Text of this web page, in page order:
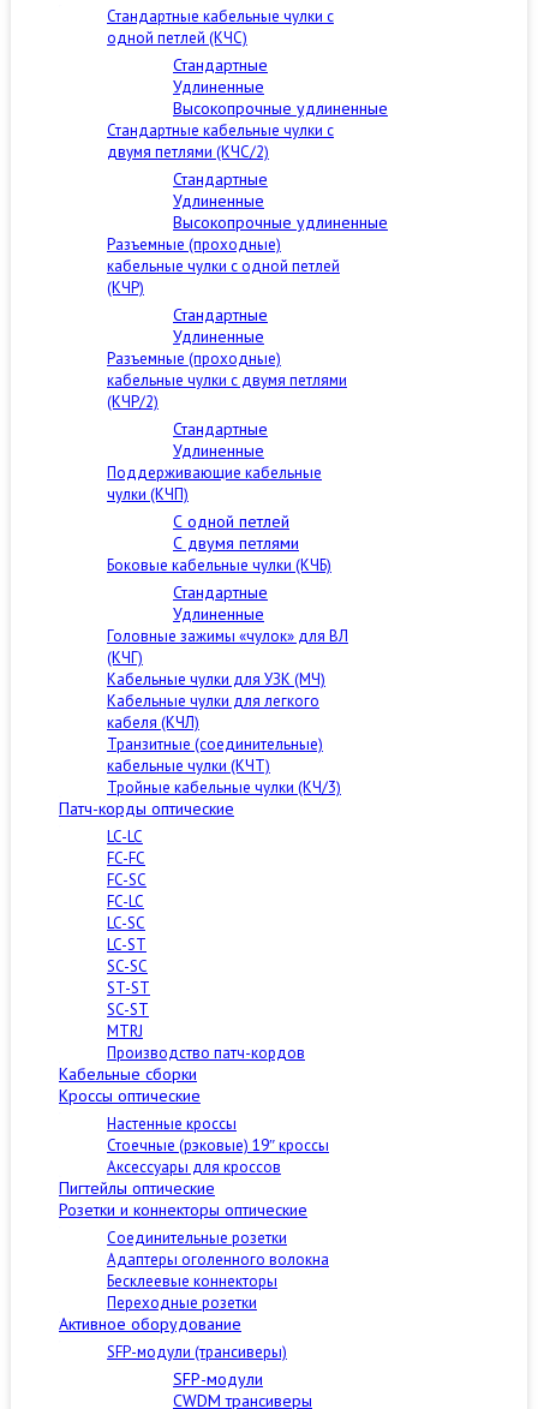
Стандартные кабельные чулки c
одной петлей (КЧС)
Стандартные
Удлиненные
Высокопрочные удлиненные
Стандартные кабельные чулки с
двумя петлями (КЧС/2)
Стандартные
Удлиненные
Высокопрочные удлиненные
Разъемные (проходные)
кабельные чулки с одной петлей
(КЧР)
Стандартные
Удлиненные
Разъемные (проходные)
кабельные чулки с двумя петлями
(КЧР/2)
Стандартные
Удлиненные
Поддерживающие кабельные
чулки (КЧП)
С одной петлей
С двумя петлями
Боковые кабельные чулки (КЧБ)
Стандартные
Удлиненные
Головные зажимы «чулок» для ВЛ
(КЧГ)
Кабельные чулки для УЗК (МЧ)
Кабельные чулки для легкого
кабеля (КЧЛ)
Транзитные (соединительные)
кабельные чулки (КЧТ)
Тройные кабельные чулки (КЧ/3)
Патч-корды оптические
LC-LC
FC-FC
FC-SC
FC-LC
LC-SC
LC-ST
SC-SC
ST-ST
SC-ST
MTRJ
Производство патч-кордов
Кабельные сборки
Кроссы оптические
Настенные кроссы
Стоечные (рэковые) 19″ кроссы
Аксессуары для кроссов
Пигтейлы оптические
Розетки и коннекторы оптические
Соединительные розетки
Адаптеры оголенного волокна
Бесклеевые коннекторы
Переходные розетки
Активное оборудование
SFP-модули (трансиверы)
SFP-модули
CWDM трансиверы